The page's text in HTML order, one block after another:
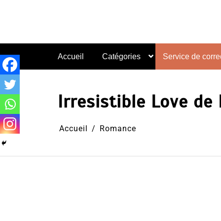
Accueil Catégories Service de
Irresistible Love de
Accueil Romance